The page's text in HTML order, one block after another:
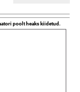
poolt heaks kiidetud.